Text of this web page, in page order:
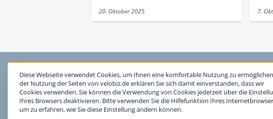
20. Oktober 2025 7.
Diese Webseite verwendet Cookies, um Ihnen eine komfortable Nutzung zu
der Nutzung der Seiten von velobiz.de erklären Sie sich damit einverstanden, dass wir
Cookies verwenden. Sie können die Verwendung von Cookies jederzeit über die
Ihres Browsers deaktivieren. Bitte verwenden Sie die Hilfefunktion Ihres
um zu erfahren, wie Sie diese Einstellung ändern können.